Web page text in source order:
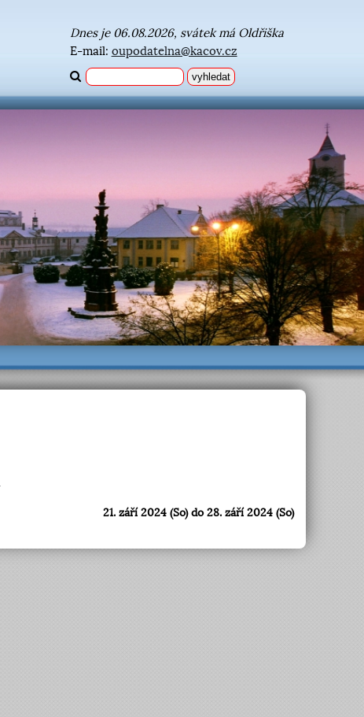
Dnes je 06.08.2026, svátek má Oldřiška
E-mail: oupodatelna@kacov.cz
21. září 2024 (So) do 28. září 2024 (So)